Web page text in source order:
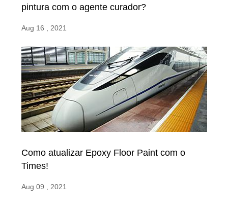
pintura com o agente curador?
Aug 16 , 2021
Como atualizar Epoxy Floor Paint com o
Times!
Aug 09 , 2021